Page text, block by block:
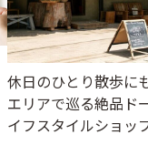
休日のひとり散歩に
エリアで巡る絶品ド
イフスタイルショッ